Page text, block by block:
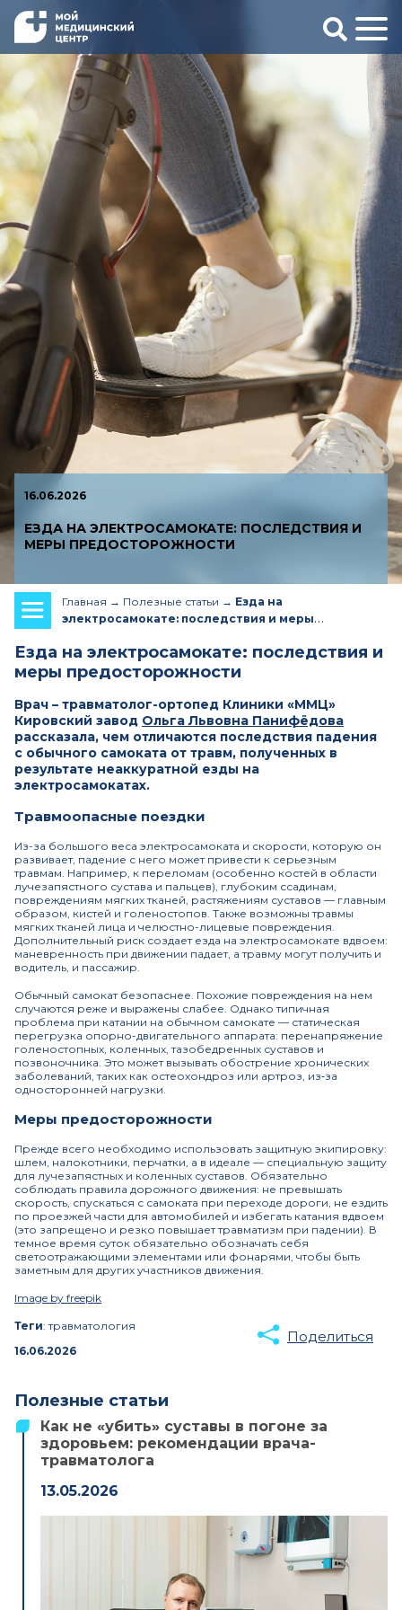
16.06.2026
ЕЗДА НА ЭЛЕКТРОСАМОКАТЕ: ПОСЛЕДСТВИЯ И
МЕРЫ ПРЕДОСТОРОЖНОСТИ
Главная Полезные статьи
Езда на
электросамокате: последствия и меры
Езда на электросамокате: последствия и
меры предосторожности
Врач – травматолог-ортопед Клиники «ММЦ»
Кировский завод Ольга Львовна Панифёдова
рассказала, чем отличаются последствия падения
с обычного самоката от травм, полученных в
результате неаккуратной езды на
электросамокатах.
Травмоопасные поездки
Из-за большого веса электросамоката и скорости, которую он
развивает, падение с него может привести к серьезным
травмам. Например, к переломам (особенно костей в области
лучезапястного сустава и пальцев), глубоким ссадинам,
повреждениям мягких тканей, растяжениям суставов — главным
образом, кистей и голеностопов. Также возможны травмы
мягких тканей лица и челюстно-лицевые повреждения.
Дополнительный риск создает езда на электросамокате вдвоем:
маневренность при движении падает, а травму могут получить и
водитель, и пассажир.
Обычный самокат безопаснее. Похожие повреждения на нем
случаются реже и выражены слабее. Однако типичная
проблема при катании на обычном самокате — статическая
перегрузка опорно-двигательного аппарата: перенапряжение
голеностопных, коленных, тазобедренных суставов и
позвоночника. Это может вызывать обострение хронических
заболеваний, таких как остеохондроз или артроз, из‑за
односторонней нагрузки.
Меры предосторожности
Прежде всего необходимо использовать защитную экипировку:
шлем, налокотники, перчатки, а в идеале — специальную защиту
для лучезапястных и коленных суставов. Обязательно
соблюдать правила дорожного движения: не превышать
скорость, спускаться с самоката при переходе дороги, не ездить
по проезжей части для автомобилей и избегать катания вдвоем
(это запрещено и резко повышает травматизм при падении). В
темное время суток обязательно обозначать себя
светоотражающими элементами или фонарями, чтобы быть
заметным для других участников движения.
Image by freepik
Теги: травматология
16.06.2026
Поделиться
Полезные статьи
Как не «убить» суставы в погоне за
здоровьем: рекомендации врача-
травматолога
13.05.2026